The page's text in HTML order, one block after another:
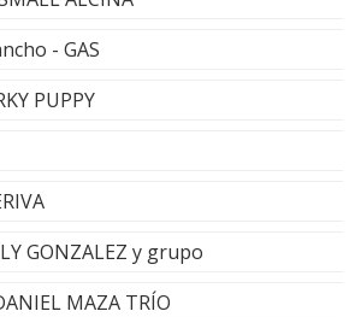
- GAS
PUPPY
GONZALEZ y grupo
MAZA TRÍO